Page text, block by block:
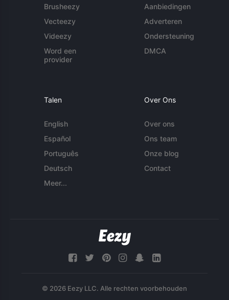
Brusheezy
Vecteezy
Videezy
Word een
provider
Aanbiedingen
Adverteren
Ondersteuning
DMCA
Talen
English
Español
Português
Deutsch
Meer...
Over Ons
Over ons
Ons team
Onze blog
Contact
© 2026 Eezy LLC. Alle rechten voorbehouden